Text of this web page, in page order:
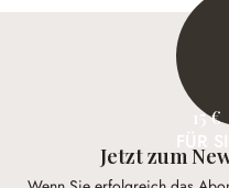
15 €
Jetzt zum